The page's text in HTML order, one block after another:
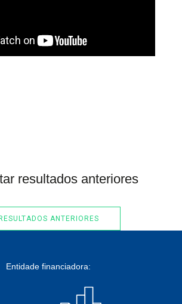
resultados anteriores
ANTERIORES
Entidade financiadora: